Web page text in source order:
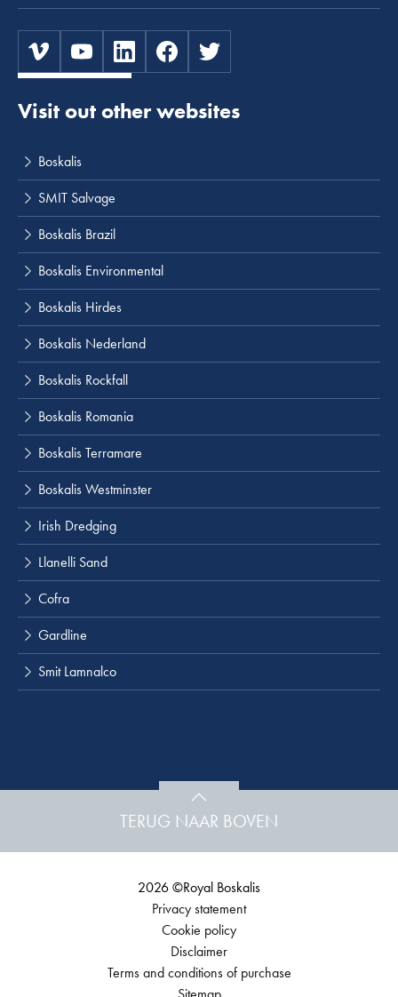
Visit out other websites
Boskalis
SMIT Salvage
Boskalis Brazil
Boskalis Environmental
Boskalis Hirdes
Boskalis Nederland
Boskalis Rockfall
Boskalis Romania
Boskalis Terramare
Boskalis Westminster
Irish Dredging
Llanelli Sand
Cofra
Gardline
Smit Lamnalco
TERUG NAAR BOVEN
2026 ©Royal Boskalis
Privacy statement
Cookie policy
Disclaimer
Terms and conditions of purchase